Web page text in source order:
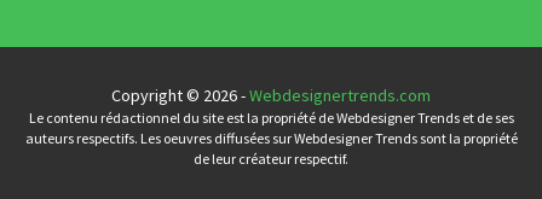
Copyright © 2026 -Webdesignertrends.com
Le contenu rédactionnel du site est la propriété de Webdesigner Trends et de ses
auteurs respectifs. Les oeuvres diffusées sur Webdesigner Trends sont la propriété
de leur créateur respectif.